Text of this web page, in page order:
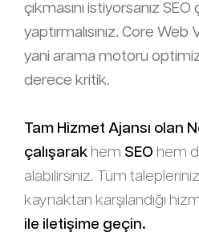
çıkmasını istiyorsanız SEO
yaptırmalısınız. Core Web
yani arama motoru
derece kritik.
Tam Hizmet Ajansı olan
çalışarak hem SEO hem
alabilirsiniz. Tüm
kaynaktan karşılandığı
ile iletişime geçin.